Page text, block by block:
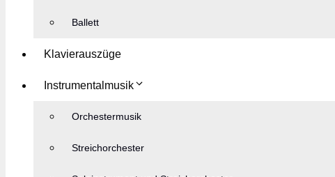
Ballett
Klavierauszüge
Instrumentalmusik
Orchestermusik
Streichorchester